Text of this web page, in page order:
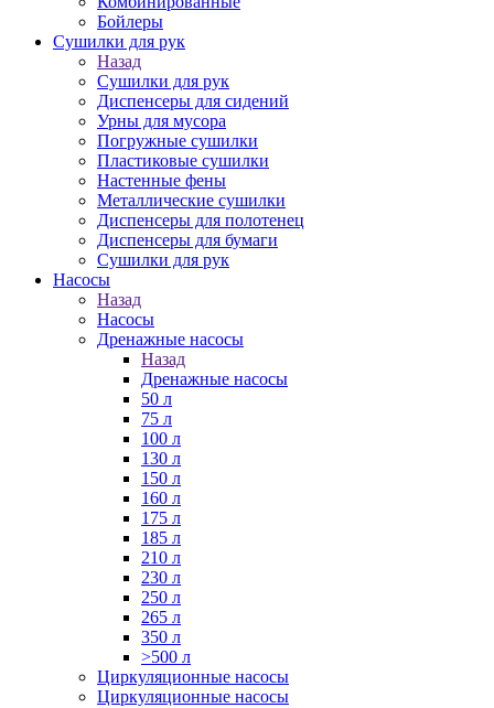
Бойлеры
Сушилки для рук
Назад
Сушилки для рук
Диспенсеры для сидений
Урны для мусора
Погружные сушилки
Пластиковые сушилки
Настенные фены
Металлические сушилки
Диспенсеры для полотенец
Диспенсеры для бумаги
Сушилки для рук
Насосы
Назад
Насосы
Дренажные насосы
Назад
Дренажные насосы
50 л
75 л
100 л
130 л
150 л
160 л
175 л
185 л
210 л
230 л
250 л
265 л
350 л
>500 л
Циркуляционные насосы
Циркуляционные насосы